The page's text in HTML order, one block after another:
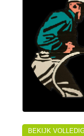
BEKIJK